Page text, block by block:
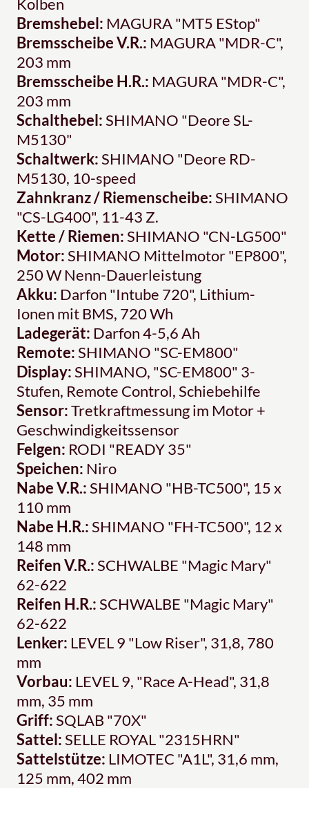
Kolben
Bremshebel: MAGURA "MT5 EStop"
Bremsscheibe V.R.: MAGURA "MDR-C",
203 mm
Bremsscheibe H.R.: MAGURA "MDR-C",
203 mm
Schalthebel:SHIMANO "Deore SL-
M5130"
Schaltwerk:SHIMANO "Deore RD-
M5130, 10-speed
Zahnkranz / Riemenscheibe:SHIMANO
"CS-LG400", 11-43 Z.
Kette / Riemen:SHIMANO "CN-LG500"
Motor:SHIMANO Mittelmotor "EP800",
250 W Nenn-Dauerleistung
Akku: Darfon "Intube 720", Lithium-
Ionen mit BMS, 720 Wh
Ladegerät: Darfon 4-5,6 Ah
Remote:SHIMANO "SC-EM800"
Display:SHIMANO, "SC-EM800" 3-
Stufen, Remote Control, Schiebehilfe
Sensor:Tretkraftmessung im Motor +
Geschwindigkeitssensor
Felgen: RODI "READY 35"
Speichen: Niro
Nabe V.R.:SHIMANO "HB-TC500", 15 x
110 mm
Nabe H.R.:SHIMANO "FH-TC500", 12 x
148 mm
Reifen V.R.:SCHWALBE "Magic Mary"
62-622
Reifen H.R.:SCHWALBE "Magic Mary"
62-622
Lenker: LEVEL 9 "Low Riser", 31,8, 780
mm
Vorbau: LEVEL 9, "Race A-Head", 31,8
mm, 35 mm
Griff:SQLAB "70X"
Sattel:SELLE ROYAL "2315HRN"
Sattelstütze: LIMOTEC "A1L", 31,6 mm,
125 mm, 402 mm